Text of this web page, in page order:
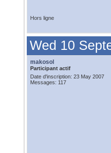
Hors ligne
Wed 10
makosol
Participant actif
Date d'inscription: 23 May 2007
Messages: 117